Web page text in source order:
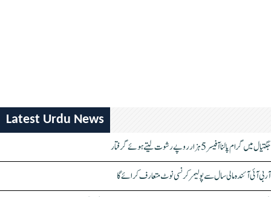
Latest Urdu News
جگتیال میں گرام پالنا آفیسر 5 ہزار روپے رشوت لیتے ہوئے گرفتار
آر بی آئی آئندہ مالی سال سے پولیمر کرنسی نوٹ متعارف کرائے گا